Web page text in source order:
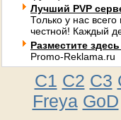
Лучший PVP
Только у нас
честной! Каждый
Разместите
Promo-Reklama.ru
C1 C2 C3
Freya GoD